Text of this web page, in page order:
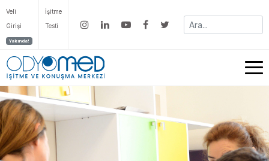
Veli
Girişi
Yakında!
İşitme
Testi